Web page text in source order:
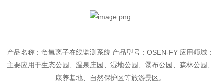
产品名称：负氧离子在线监测系统 产品型号：OSEN-FY 应用领域：
主要应用于生态公园、温泉庄园、湿地公园、瀑布公园、森林公园、
康养基地、自然保护区等旅游景区。